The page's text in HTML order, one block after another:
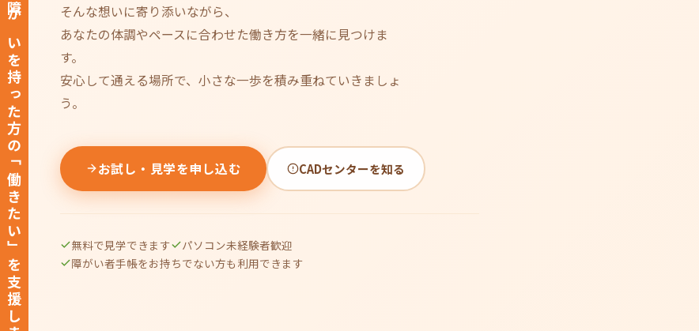
障がいを持った方の「働きたい」を支援します
そんな想いに寄り添いながら、
あなたの体調やペースに合わせた働き方を一緒に見つけま
す。
安心して通える場所で、小さな一歩を積み重ねていきましょ
う。
お試し・見学を申し込む CADセンターを知る
無料で見学できます
パソコン未経験者歓迎
障がい者手帳をお持ちでない方も利用できます